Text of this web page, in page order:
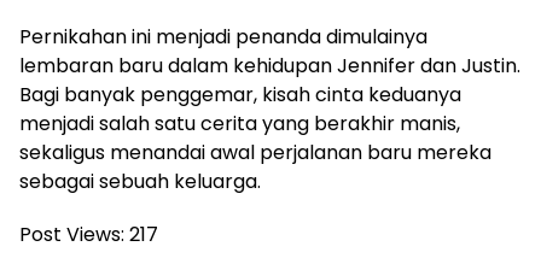
Pernikahan ini menjadi penanda dimulainya
lembaran baru dalam kehidupan Jennifer dan Justin.
Bagi banyak penggemar, kisah cinta keduanya
menjadi salah satu cerita yang berakhir manis,
sekaligus menandai awal perjalanan baru mereka
sebagai sebuah keluarga.
Post Views: 217